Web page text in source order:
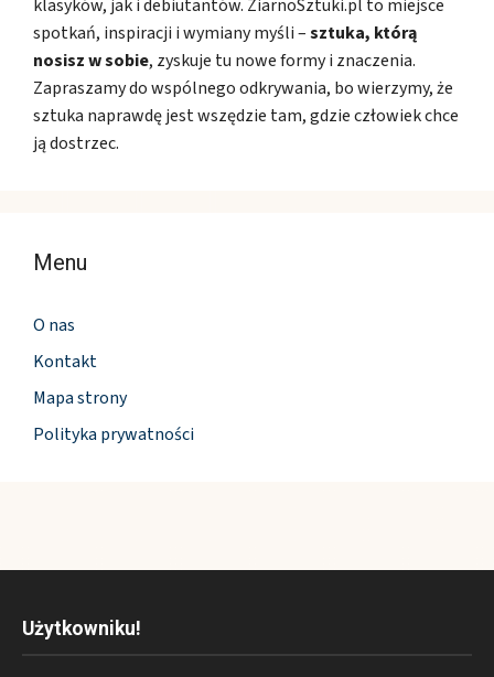
klasyków, jak i debiutantów. ZiarnoSztuki.pl to miejsce
spotkań, inspiracji i wymiany myśli –sztuka, którą
nosisz w sobie, zyskuje tu nowe formy i znaczenia.
Zapraszamy do wspólnego odkrywania, bo wierzymy, że
sztuka naprawdę jest wszędzie tam, gdzie człowiek chce
ją dostrzec.
Menu
O nas
Kontakt
Mapa strony
Polityka prywatności
Użytkowniku!